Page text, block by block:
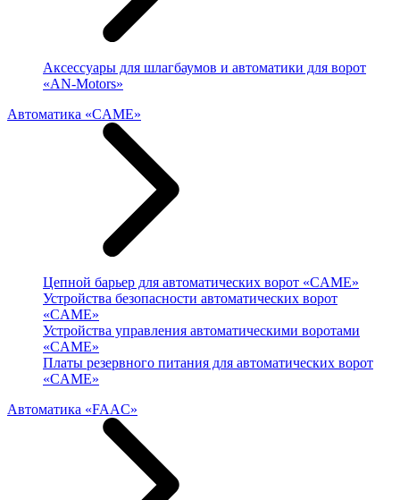
Аксессуары для шлагбаумов и автоматики для ворот
«AN-Motors»
Автоматика «CAME»
Цепной барьер для автоматических ворот «CAME»
Устройства безопасности автоматических ворот
«CAME»
Устройства управления автоматическими воротами
«CAME»
Платы резервного питания для автоматических ворот
«CAME»
Автоматика «FAAC»